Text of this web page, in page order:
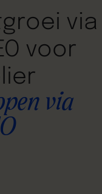
via
voor
via